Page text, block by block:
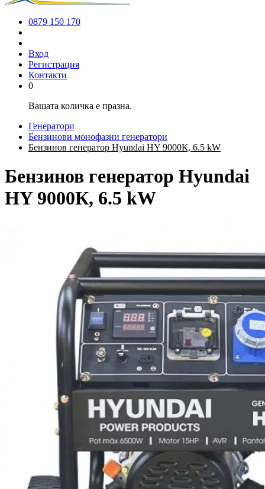
0879 150 170
Вход
Регистрация
Контакти
0
Вашата количка е празна.
Генератори
Бензинови монофазни генератори
Бензинов генератор Hyundai HY 9000К, 6.5 kW
Бензинов генератор Hyundai
HY 9000К, 6.5 kW